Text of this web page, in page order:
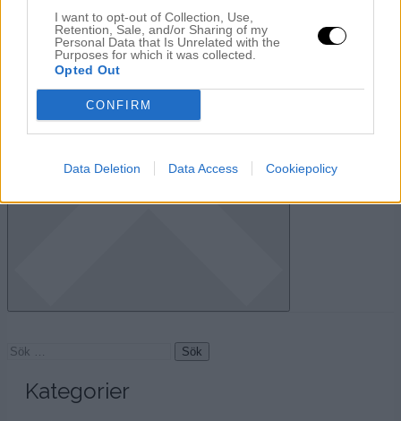
I want to opt-out of Collection, Use,
Retention, Sale, and/or Sharing of my
Personal Data that Is Unrelated with the
Purposes for which it was collected.
Opted Out
CONFIRM
Data Deletion Data Access Cookiepolicy
Privacy & cookies
Sök
Kategorier